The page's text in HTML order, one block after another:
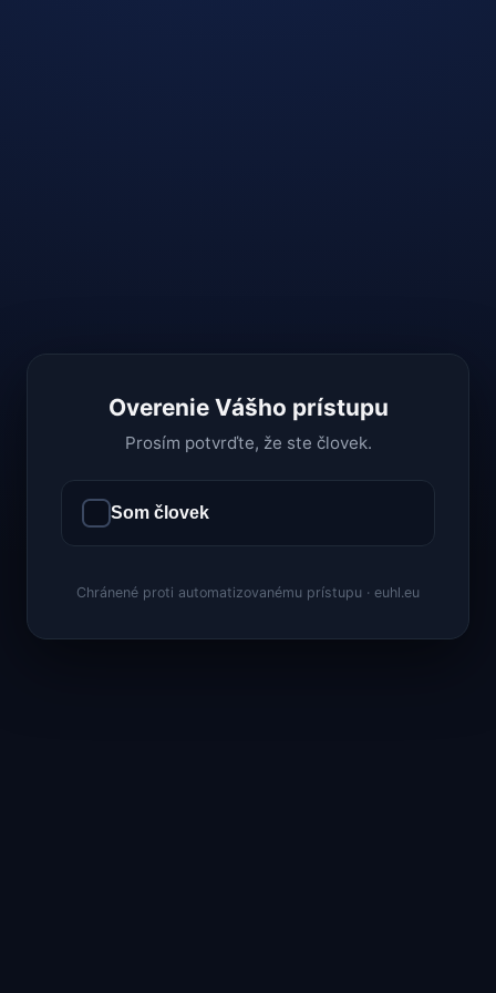
Overenie Vášho prístupu
Prosím potvrďte, že ste človek.
Som človek
Chránené proti automatizovanému prístupu · euhl.eu